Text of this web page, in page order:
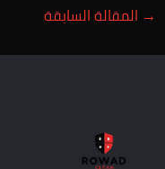
→ المقالة السابقة